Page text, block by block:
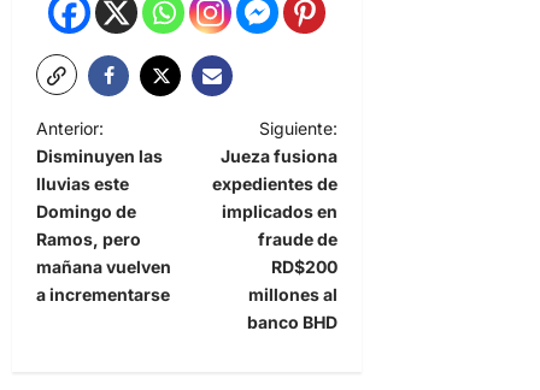
Anterior:
Disminuyen las
lluvias este
Domingo de
Ramos, pero
mañana vuelven
a incrementarse
Siguiente:
Jueza fusiona
expedientes de
implicados en
fraude de
RD$200
millones al
banco BHD